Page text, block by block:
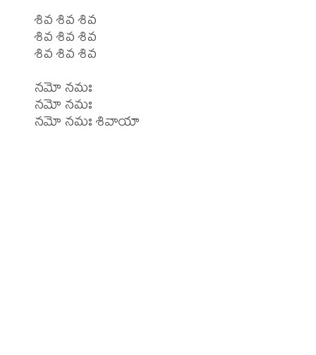
శివ శివ శివ
శివ శివ శివ
శివ శివ శివ
నమో నమః
నమో నమః